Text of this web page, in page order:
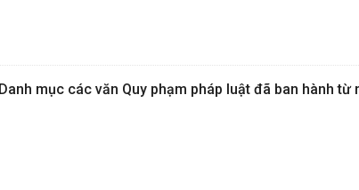
Danh mục các văn Quy phạm pháp luật đã ban hành